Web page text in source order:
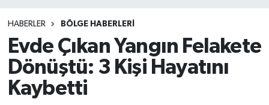
HABERLER BÖLGE HABERLERI
Evde Çıkan Yangın Felakete
Dönüştü: 3 Kişi Hayatını
Kaybetti
Tüm Manşetler
Son Dakika Haberleri